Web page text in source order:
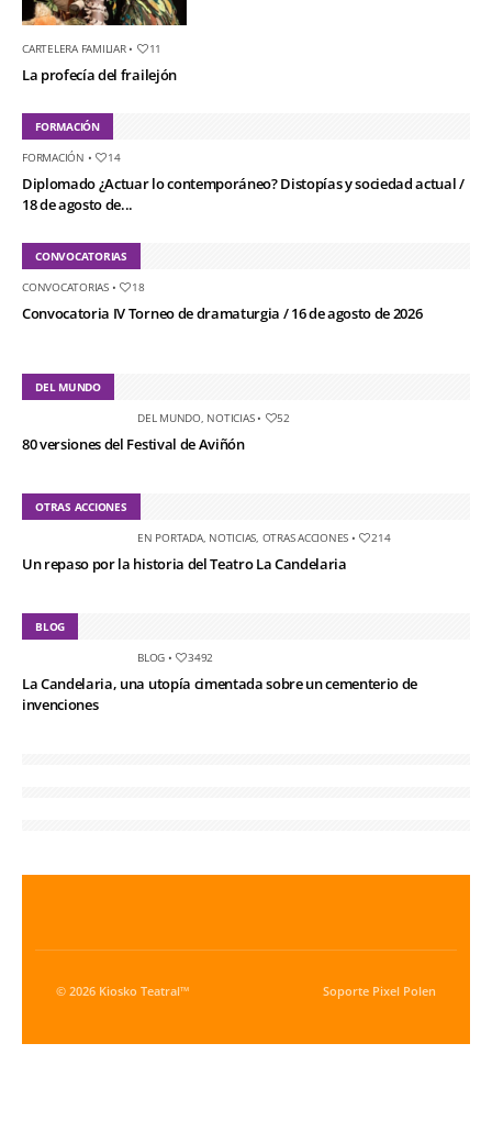
CARTELERA FAMILIAR• 11
La profecía del frailejón
FORMACIÓN
FORMACIÓN • 14
Diplomado ¿Actuar lo contemporáneo? Distopías y sociedad actual /
18 de agosto de...
CONVOCATORIAS
CONVOCATORIAS• 18
Convocatoria IV Torneo de dramaturgia / 16 de agosto de 2026
DEL MUNDO
DEL MUNDO, NOTICIAS• 52
80 versiones del Festival de Aviñón
OTRAS ACCIONES
EN PORTADA, NOTICIAS OTRAS ACCIONES • 214
Un repaso por la historia del Teatro La Candelaria
BLOG
BLOG • 3492
La Candelaria, una utopía cimentada sobre un cementerio de
invenciones
© 2026 Kiosko Teatral™ Soporte Pixel Polen